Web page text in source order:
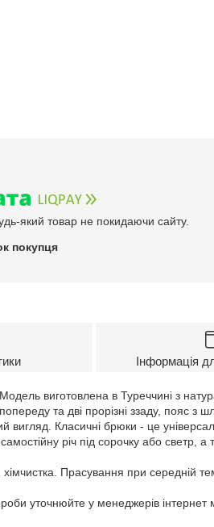
який товар не покидаючи сайту.
покупця
Інформація
виготовлена в Туреччині з
та дві прорізні ззаду, пояс з
вигляд. Класичні брюки - це
річ під сорочку або светр, а
Прасування при середній
уточнюйте у менеджерів